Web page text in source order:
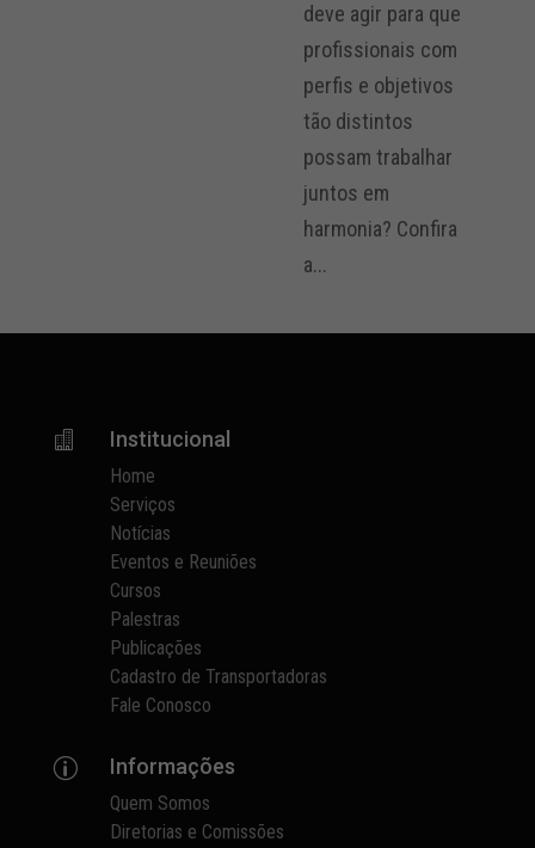
deve agir para que
profissionais com
perfis e objetivos
tão distintos
possam trabalhar
juntos em
harmonia? Confira
a...
 Institucional
Home
Serviços
Notícias
Eventos e Reuniões
Cursos
Palestras
Publicações
Cadastro de Transportadoras
Fale Conosco
p Informações
Quem Somos
Diretorias e Comissões